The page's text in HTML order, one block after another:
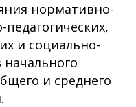
нормативно-
и социально-
и среднего